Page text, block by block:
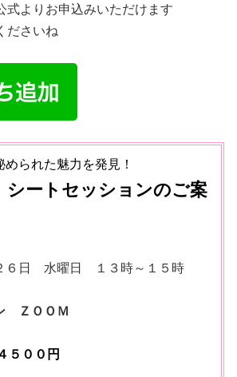
式よりお申込みいただけます
ださいね
られた魅力を発見！
ートセッションのご案
６日 水曜日 １３時～１５時
ＺＯＯＭ
５００円